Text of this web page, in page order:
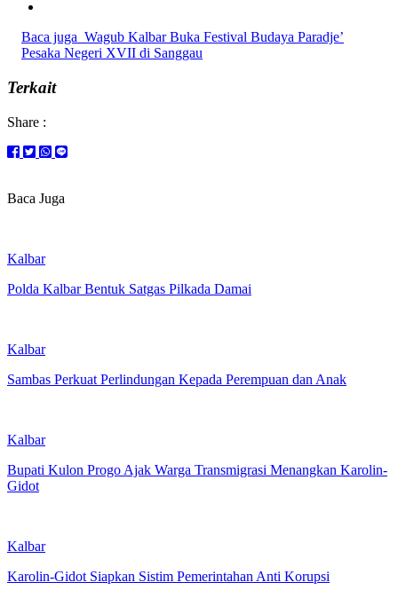
Baca juga Wagub Kalbar Buka Festival Budaya Paradje’
Pesaka Negeri XVII di Sanggau
Terkait
Share :
Baca Juga
Kalbar
Polda Kalbar Bentuk Satgas Pilkada Damai‎
Kalbar
Sambas Perkuat Perlindungan Kepada Perempuan dan Anak
Kalbar
Bupati Kulon Progo Ajak Warga Transmigrasi Menangkan Karolin-
Gidot
Kalbar
Karolin-Gidot Siapkan Sistim Pemerintahan Anti Korupsi